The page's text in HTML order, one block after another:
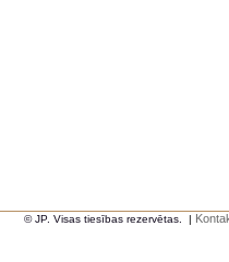
© JP. Visas tiesības rezervētas. |